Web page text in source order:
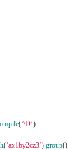
(‘\D’)
(‘ax1by2cz3’).group()